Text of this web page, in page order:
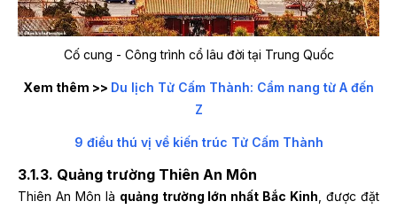
Cố cung - Công trình cổ lâu đời tại Trung Quốc
Xem thêm >> Du lịch Tử Cấm Thành: Cẩm nang từ A đến
Z
9 điều thú vị về kiến trúc Tử Cấm Thành
3.1.3. Quảng trường Thiên An Môn
Thiên An Môn là quảng trường lớn nhất Bắc Kinh , được đặt